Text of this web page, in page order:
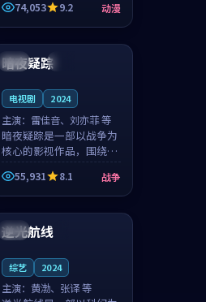
的人物心境共同构筑了影
片基调。卫见秋、顾沂溪
用细腻的表演撑起整部动
漫电影，...
74,053 9.2 动漫
中国
99:52
暗夜疑踪
电视剧 2024
主演： 雷佳音、刘亦菲 等
暗夜疑踪是一部以战争为
核心的影视作品，围绕危
机、反转与人物成长展
开，整体节奏紧凑，值得
推荐观看。
55,931 8.1 战争
中国
99:04
逆光航线
综艺 2024
主演： 黄渤、张译 等